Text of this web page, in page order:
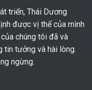
triển, Thái Dương
được vị thế của mình
chúng tôi đã và
tin tưởng và hài lòng.
ngừng.